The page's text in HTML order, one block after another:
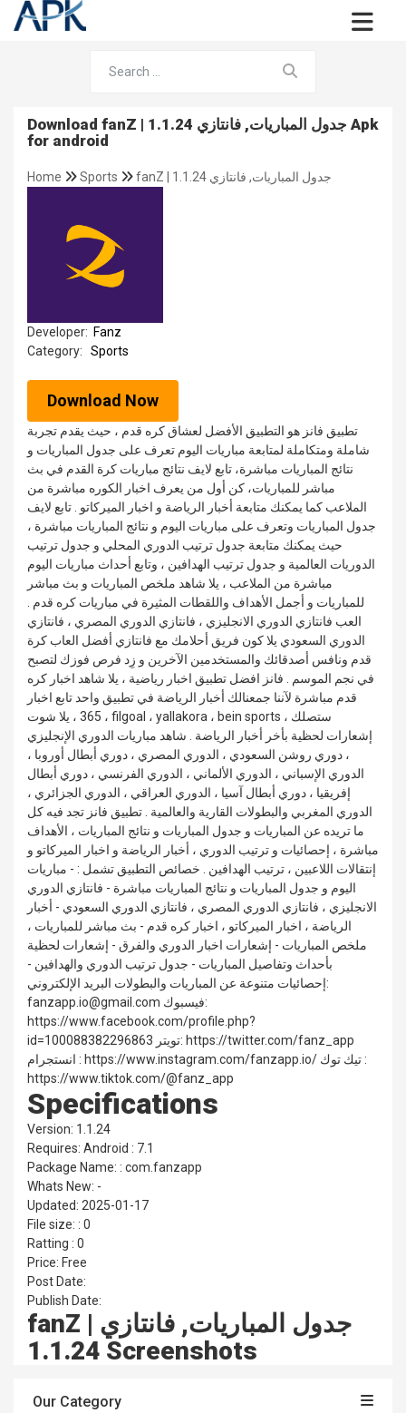
Download fanZ | جدول المباريات, فانتازي 1.1.24 Apk
for android
Home Sports fanZ | جدول المباريات, فانتازي 1.1.24
Developer: Fanz
Category:
Sports
Download Now
تطبيق فانز هو التطبيق الأفضل لعشاق كره قدم ، حيث يقدم تجربة
شاملة ومتكاملة لمتابعة مباريات اليوم تعرف على جدول المباريات و
نتائج المباريات مباشرة، تابع لايف نتائج مباريات كرة القدم في بث
مباشر للمباريات، كن أول من يعرف اخبار الكوره مباشرة من
الملاعب كما يمكنك متابعة أخبار الرياضة و اخبار الميركاتو . تابع لايف
جدول المباريات وتعرف على مباريات اليوم و نتائج المباريات مباشرة ،
حيث يمكنك متابعة جدول ترتيب الدوري المحلي و جدول ترتيب
الدوريات العالمية و جدول ترتيب الهدافين ، وتابع أحداث مباريات اليوم
مباشرة من الملاعب ، يلا شاهد ملخص المباريات و بث مباشر
للمباريات و أجمل الأهداف واللقطات المثيرة في مباريات كره قدم .
العب فانتازي الدوري الانجليزي ، فانتازي الدوري المصري ، فانتازي
الدوري السعودي يلا كون فريق أحلامك مع فانتازي أفضل العاب كرة
قدم ونافس أصدقائك والمستخدمين الآخرين و زِد فرص فوزك لتصبح
في نجم الموسم . فانز افضل تطبيق اخبار رياضية ، يلا شاهد اخبار كره
قدم مباشرة لآننا جمعنالك أخبار الرياضة في تطبيق واحد تابع اخبار
365 ، يلا شوت ، filgoal ، yallakora ، bein sports ، ستصلك
إشعارات لحظية بأخر أخبار الرياضة . شاهد مباريات الدوري الإنجليزي
، دوري روشن السعودي ، الدوري المصري ، دوري أبطال أوروبا ،
الدوري الإسباني ، الدوري الألماني ، الدوري الفرنسي ، دوري أبطال
إفريقيا ، دوري أبطال آسيا ، الدوري العراقي ، الدوري الجزائري ،
الدوري المغربي والبطولات القارية والعالمية . تطبيق فانز تجد فيه كل
ما تريده عن المباريات و جدول المباريات و نتائج المباريات ، الأهداف
مباشرة ، إحصائيات و ترتيب الدوري ، أخبار الرياضة و اخبار الميركاتو و
إنتقالات اللاعبين ، ترتيب الهدافين . خصائص التطبيق تشمل : - مباريات
اليوم و جدول المباريات و نتائج المباريات مباشرة - فانتازي الدوري
الانجليزي ، فانتازي الدوري المصري ، فانتازي الدوري السعودي - أخبار
الرياضة ، اخبار الميركاتو ، اخبار كره قدم - بث مباشر للمباريات ،
ملخص المباريات - إشعارات اخبار الدوري والفرق - إشعارات لحظية
بأحداث وتفاصيل المباريات - جدول ترتيب الدوري والهدافين -
إحصائيات متنوعة عن المباريات والبطولات البريد الإلكتروني:
fanzapp.io@gmail.com فيسبوك:
https://www.facebook.com/profile.php?
id=100088382296863 تويتر: https://twitter.com/fanz_app
انستجرام : https://www.instagram.com/fanzapp.io/ تيك توك :
https://www.tiktok.com/@fanz_app
Specifications
Version: 1.1.24
Requires: Android : 7.1
Package Name: : com.fanzapp
Whats New: -
Updated: 2025-01-17
File size: : 0
Ratting : 0
Price: Free
Post Date:
Publish Date:
fanZ | جدول المباريات, فانتازي
1.1.24 Screenshots
Our Category